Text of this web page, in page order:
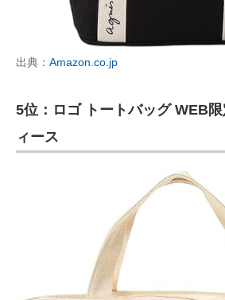
出典： Amazon.co.jp
5位：ロゴ トートバッグ WEB
ィース